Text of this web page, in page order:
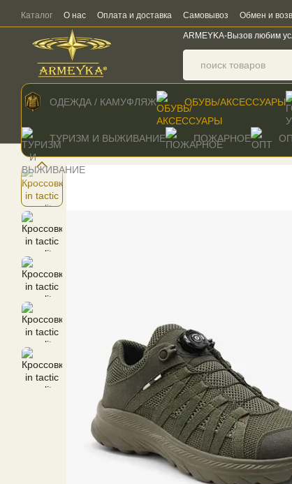
Перейти к основному контенту
Каталог О нас Оплата и доставка Самовывоз Обмен и
ARMEYKA-Вызов любим
ОДЕЖДА / КАМУФЛЯЖ ОБУВЬ/АКСЕССУАРЫ
ТУРИЗМ И ВЫЖИВАНИЕ ПОЖАРНОЕ